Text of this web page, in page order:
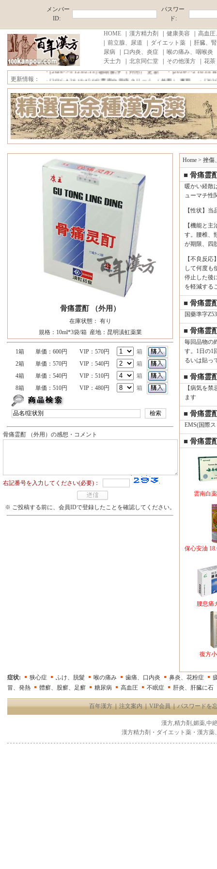
メンバー
ID:
パスワー
ド:
HOME| 漢方精力剤 健康美容
高血圧
前立腺、尿道 ダイエット薬|
肝臓、
尿病
口内炎、炎症 喉の痛み、咽喉炎
天士力
北京同仁堂| その他漢方| 花茶
更新情報：
■中国原産地直売,薄利多売！ ■消費税、代行手数料が無料!■注文商
・[2026-7-20 15:52:17]
雪域藏宝 更新・[2026-7-6 20:47:31]
プロ
・[2026-7-5 12:02:15]珊瑚癬浄 （外用） 更新 ・[2026-7-2
・[2026-4-28 19:45:08]雲南白薬痔クリーム （外用） 更新・[2026-
■中国原産地直売,薄利多売！ ■消費税、代行手数料が無料!■注文商
骨痛霊酊 （外用）
在庫状態： 有り
規格：10ml*3袋/箱 産地：昆明滇虹薬業
1箱 単価：600円 VIP：570円
箱
2箱
単価：570円 VIP：540円
箱
4箱
単価：540円 VIP：510円
箱
8箱
単価：510円 VIP：480円 箱
骨痛霊酊 （外用）の感想・コメント
右記番号を入力してください(必要)：
※ ご投稿する前に、会員IDで登録したことを確認してください。
Home> 挫傷
■ 骨痛霊
暖かい経散
ューマチ性
【性状】
【機能と
す。腰椎、
が期限、四
【不良反
して何度も
停止した後
を軽減する
■ 骨痛霊
国藥準字
■ 骨痛霊
毎回品物の
す。1日の1
るいは貼っ
■ 骨痛霊
【病気を
ます
■ 骨痛霊
EMS(国際
■ 骨痛霊
雲南白
保心安油
腰息痛
復方
症状: 狭心症 ふけ、脱髮 喉の痛み 歯痛、口内炎 鼻炎、花粉症
冒、発熱
體癬、股癬、足癬 糖尿病 高血圧 不眠症 肝炎、肝臓に石
百年漢方|注文案内|VIP会員|パスワードを
漢方,精力剤,媚薬,中
漢方精力剤・ダイエット薬・漢方